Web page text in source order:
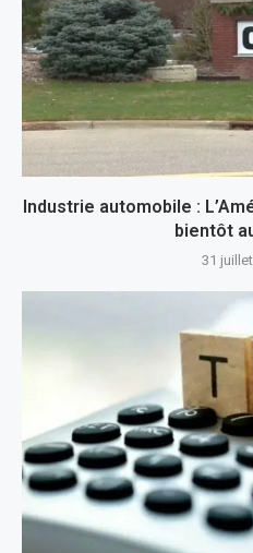
Industrie automobile :
bientôt
31